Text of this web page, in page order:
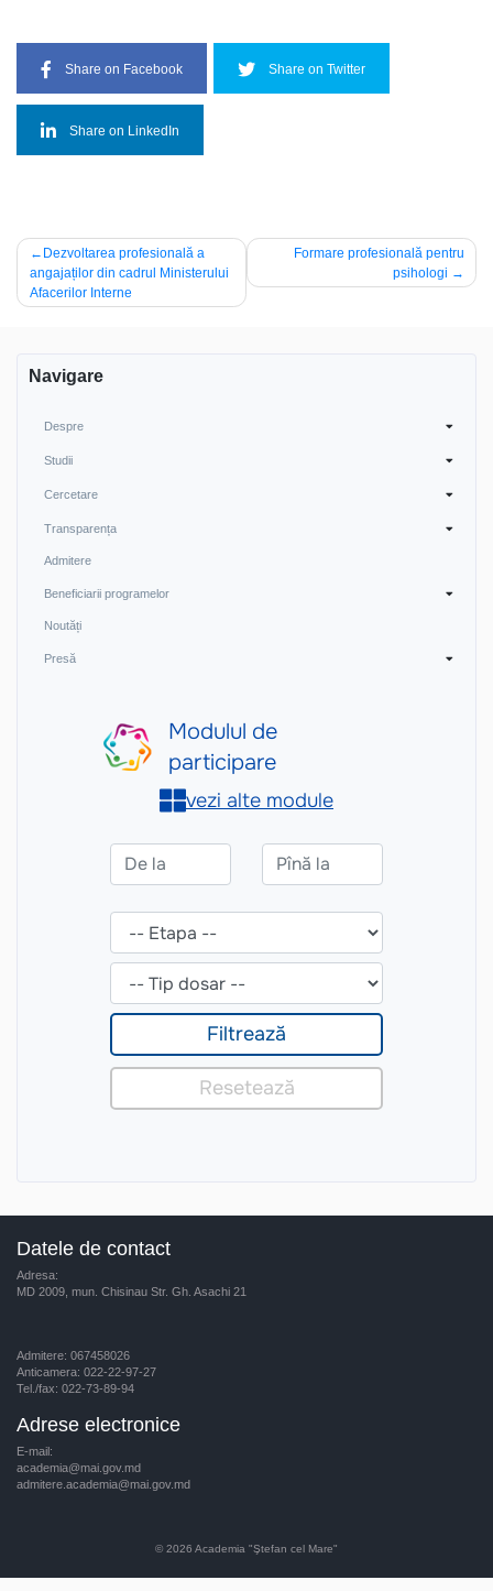
Share on Facebook Share on Twitter
Share on LinkedIn
Navigare
în
articole
Dezvoltarea profesională a
angajaților din cadrul Ministerului
Afacerilor Interne
Formare profesională pentru
psihologi
Navigare
Despre
Studii
Cercetare
Transparența
Admitere
Beneficiarii programelor
Noutăți
Presă
Datele de contact
Adresa:
MD 2009, mun. Chisinau Str. Gh. Asachi 21
Admitere: 067458026
Anticamera: 022-22-97-27
Tel./fax: 022-73-89-94
Adrese electronice
E-mail:
academia@mai.gov.md
admitere.academia@mai.gov.md
© 2026 Academia "Ştefan cel Mare"